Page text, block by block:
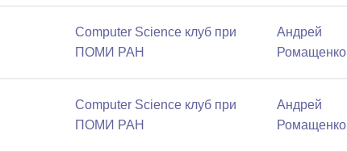
Computer Science клуб при
ПОМИ РАН
Андрей
Ромащенко
Computer Science клуб при
ПОМИ РАН
Андрей
Ромащенко